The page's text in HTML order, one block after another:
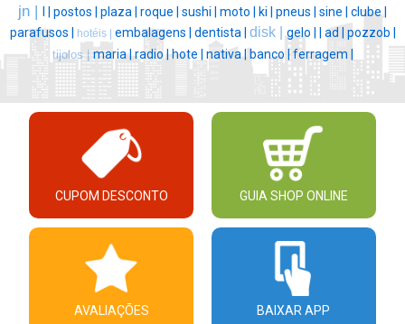
jn | postos | plaza | roque | sushi | moto | ki | pneus | sine | clube |
parafusos |
hotéis | embalagens | dentista | disk | gelo | ad | pozzob |
tijolos | maria |radio |hote | nativa | banco | ferragem |
CUPOM DESCONTO GUIA SHOP ONLINE
AVALIAÇÕES BAIXAR APP